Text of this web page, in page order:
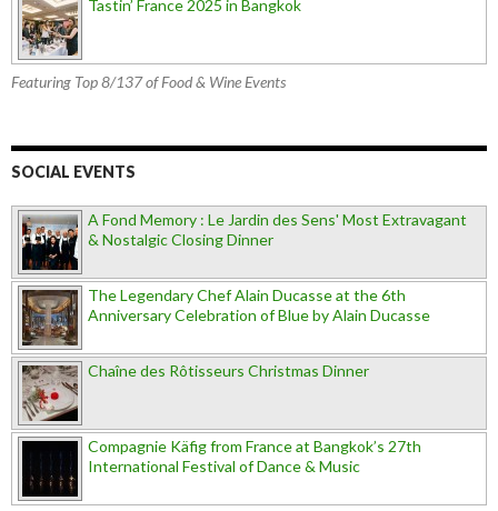
Tastin’ France 2025 in Bangkok
Featuring Top 8/137 of Food & Wine Events
SOCIAL EVENTS
A Fond Memory : Le Jardin des Sens' Most Extravagant
& Nostalgic Closing Dinner
The Legendary Chef Alain Ducasse at the 6th
Anniversary Celebration of Blue by Alain Ducasse
Chaîne des Rôtisseurs Christmas Dinner
Compagnie Käfig from France at Bangkok’s 27th
International Festival of Dance & Music